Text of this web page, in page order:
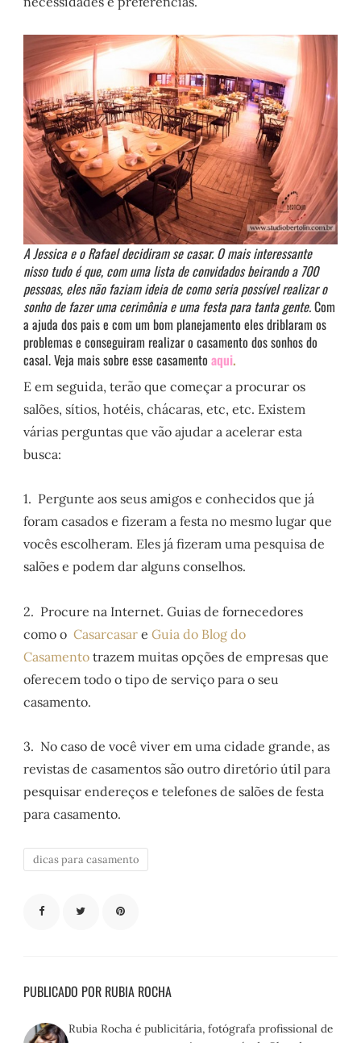
A Jessica e o Rafael decidiram se casar. O mais interessante
nisso tudo é que, com uma lista de convidados beirando a 700
pessoas, eles não faziam ideia de como seria possível realizar o
sonho de fazer uma cerimônia e uma festa para tanta gente.Com
a ajuda dos pais e com um bom planejamento eles driblaram os
problemas e conseguiram realizar o casamento dos sonhos do
casal. Veja mais sobre esse casamento aqui.
E em seguida, terão que começar a procurar os
salões, sítios, hotéis, chácaras, etc, etc. Existem
várias perguntas que vão ajudar a acelerar esta
busca:
1. Pergunte aos seus amigos e conhecidos que já
foram casados ​​e fizeram a festa no mesmo lugar que
vocês escolheram. Eles já fizeram uma pesquisa de
salões e podem dar alguns conselhos.
2. Procure na Internet. Guias de fornecedores
como o Casarcasar eGuia do Blog do
Casamentotrazem muitas opções de empresas que
oferecem todo o tipo de serviço para o seu
casamento.
3. No caso de você viver em uma cidade grande, as
revistas de casamentos são outro diretório útil para
pesquisar endereços e telefones de salões de festa
para casamento.
dicas para casamento
PUBLICADO POR RUBIA ROCHA
Rubia Rocha é publicitária, fotógrafa profissional de